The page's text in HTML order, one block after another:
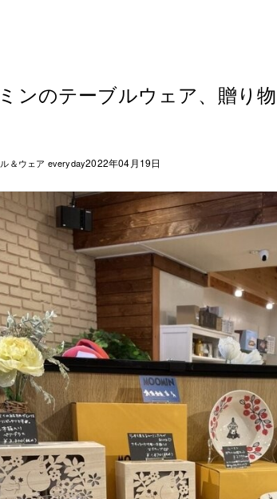
ンのテーブルウェア、贈り
＆ウェア everyday2022年04月19日